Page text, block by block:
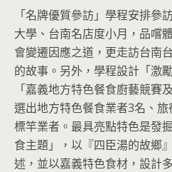
「名牌優質參訪」學程安排參
大學、台南名店度小月，品嚐
會變遷因應之道，更走訪台南
的故事。另外，學程設計「激
「嘉義地方特色餐食廚藝競賽
選出地方特色餐食業者3名、
標竿業者。最具亮點特色是發
食主題」，以『四臣湯的故鄉
述，並以嘉義特色食材，設計